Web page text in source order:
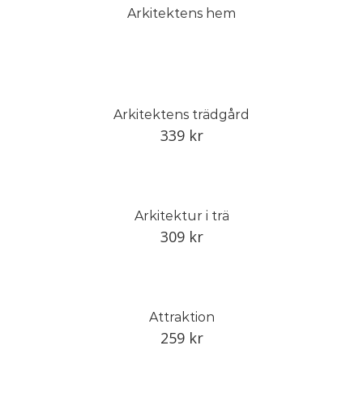
Arkitektens hem
Arkitektens trädgård
339 kr
Arkitektur i trä
309 kr
Attraktion
259 kr